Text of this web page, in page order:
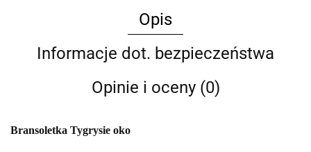
Opis
Informacje dot. bezpieczeństwa
Opinie i oceny (0)
Bransoletka Tygrysie oko